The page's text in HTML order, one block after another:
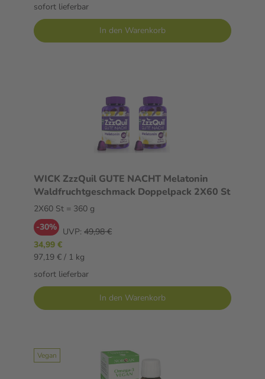
sofort lieferbar
In den Warenkorb
WICK ZzzQuil GUTE NACHT Melatonin
Waldfruchtgeschmack Doppelpack 2X60 St
2X60 St = 360 g
-30% UVP: 49,98 €
34,99 €
97,19 € / 1 kg
sofort lieferbar
In den Warenkorb
Vegan